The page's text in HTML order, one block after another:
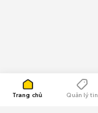
Trang chủ Quản lý tin